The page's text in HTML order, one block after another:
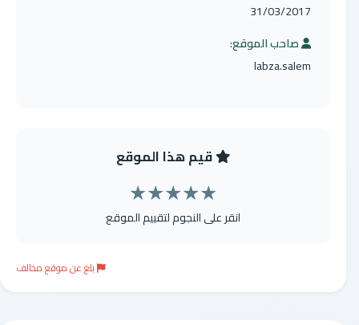
31/03/2017
صاحب الموقع:
labza.salem
قيم هذا الموقع
★
★
★
★
★
انقر على النجوم لتقييم الموقع
بلغ عن موقع مخالف